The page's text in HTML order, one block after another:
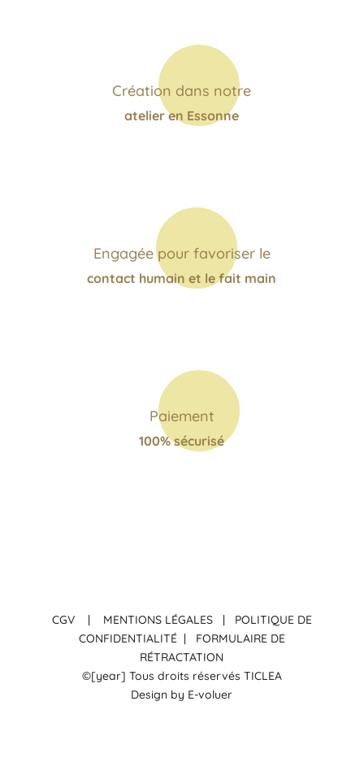
Création dans notre
atelier en Essonne
Engagée pour favoriser le
contact humain et le fait main
Paiement
100% sécurisé
CGV | MENTIONS LÉGALES | POLITIQUE DE
CONFIDENTIALITÉ| FORMULAIRE DE
RÉTRACTATION
©[year] Tous droits réservés TICLEA
Design by E-voluer